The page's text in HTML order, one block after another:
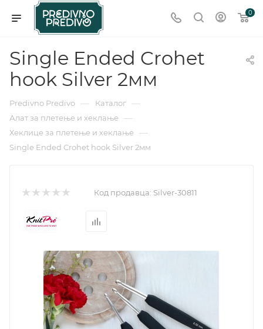
0
Single Ended Crohet
hook Silver 2мм
Predivno Predivo — Каталог —
Алат за плетење и хеклање —
Хеклице за плетење и хеклање —
Single Ended Crohet hook Silver 2мм
Код продавца: Silver-30811